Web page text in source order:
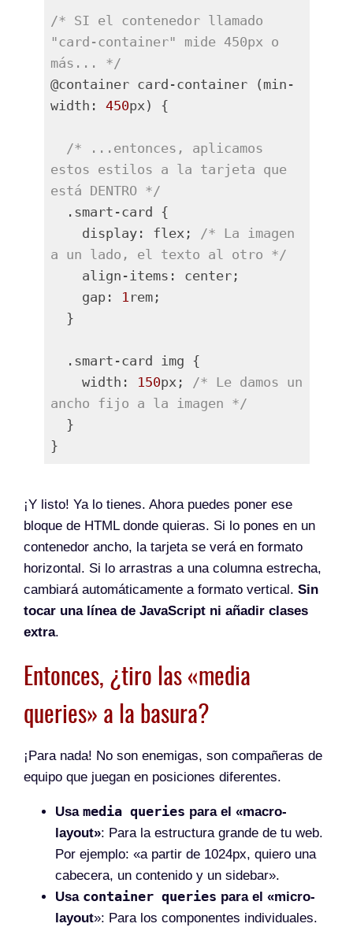
/* SI el contenedor llamado
"card-container" mide 450px o
más... */
@container card-container (min-
width: 450px) {
/* ...entonces, aplicamos
estos estilos a la tarjeta que
está DENTRO */
    display: flex;
/* La imagen
a un lado, el texto al otro */
    gap:
1 rem;
    width:
150px; /* Le damos un
ancho fijo a la imagen */
¡Y listo! Ya lo tienes. Ahora puedes poner ese
bloque de HTML donde quieras. Si lo pones en un
contenedor ancho, la tarjeta se verá en formato
horizontal. Si lo arrastras a una columna estrecha,
cambiará automáticamente a formato vertical. Sin
tocar una línea de JavaScript ni añadir clases
extra.
Entonces, ¿tiro las «media
queries» a la basura?
¡Para nada! No son enemigas, son compañeras de
equipo que juegan en posiciones diferentes.
Usa media queries para el «macro-
layout»: Para la estructura grande de tu web.
Por ejemplo: «a partir de 1024px, quiero una
cabecera, un contenido y un sidebar».
Usa container queries para el «micro-
layout»: Para los componentes individuales.